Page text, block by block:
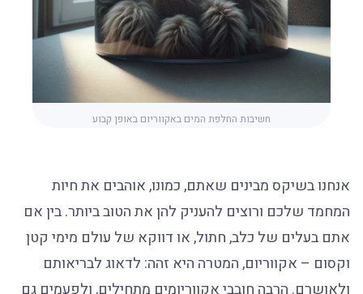
חשיבות החלפת המים באקווריום באופן קבוע
אנחנו בשיקס מבינים שאתם, כמונו, אוהבים את חיות
המחמד שלכם ורוצים להעניק להן את הטוב ביותר. בין אם
אתם בעלים של כלב, חתול, או דווקא של עולם מימי קטן
וקסום – אקווריום, המטרה היא זהה: לדאוג לבריאותם
ולאושרם. הרבה חובבי אקווריומים מתחילים, ולפעמים גם